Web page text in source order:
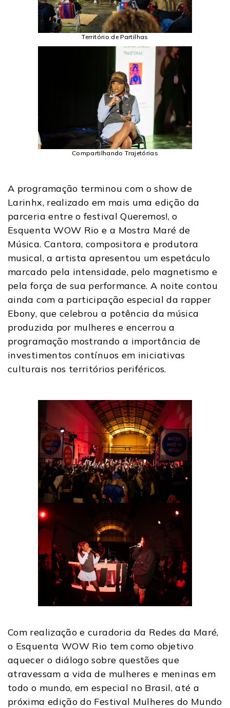
Território de Partilhas
Compartilhando Trajetórias
A programação terminou com o show de
Larinhx, realizado em mais uma edição da
parceria entre o festival Queremos!, o
Esquenta WOW Rio e a Mostra Maré de
Música. Cantora, compositora e produtora
musical, a artista apresentou um espetáculo
marcado pela intensidade, pelo magnetismo e
pela força de sua performance. A noite contou
ainda com a participação especial da rapper
Ebony, que celebrou a potência da música
produzida por mulheres e encerrou a
programação mostrando a importância de
investimentos contínuos em iniciativas
culturais nos territórios periféricos.
Com realização e curadoria da Redes da Maré,
o Esquenta WOW Rio tem como objetivo
aquecer o diálogo sobre questões que
atravessam a vida de mulheres e meninas em
todo o mundo, em especial no Brasil, até a
próxima edição do Festival Mulheres do Mundo